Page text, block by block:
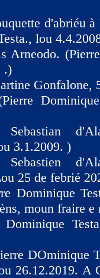
d'abriéu
lou
Arneodo.
.)
Gonfalone,
Sebastian
3.1.2009. )
Sebastien
25 de febrié
Dominique
moun fraire e
DOminique
26.12.2019. A